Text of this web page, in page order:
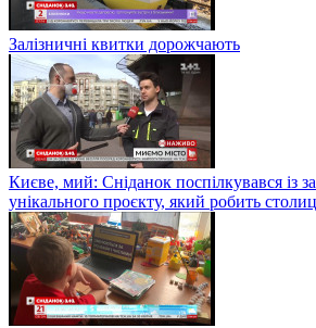
Залізничні квитки дорожчають
Києве, мий: Сніданок поспілкувався із
унікального проєкту, який робить